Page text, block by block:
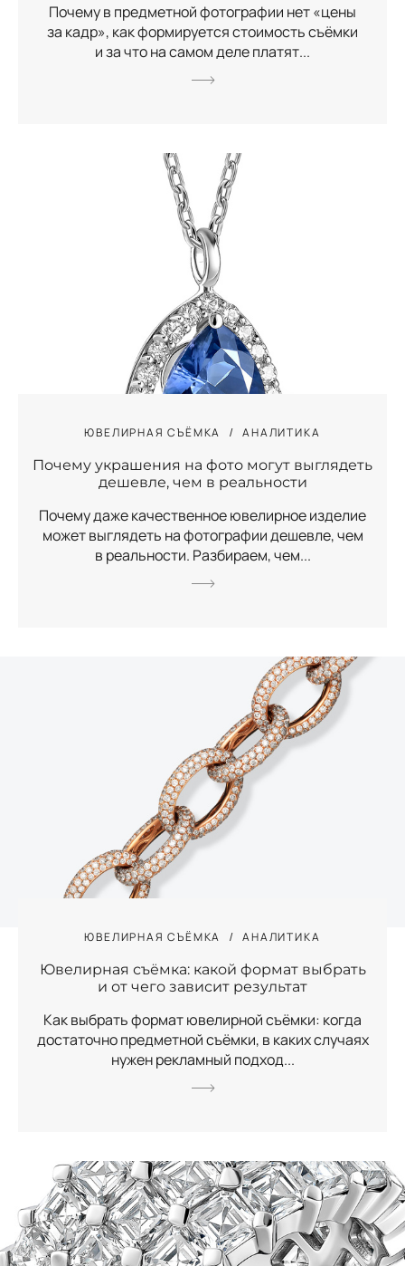
Почему в предметной фотографии нет «цены
за кадр», как формируется стоимость съёмки
и за что на самом деле платят...
ЮВЕЛИРНАЯ СЪЁМКА АНАЛИТИКА
Почему украшения на фото могут выглядеть
дешевле, чем в реальности
Почему даже качественное ювелирное изделие
может выглядеть на фотографии дешевле, чем
в реальности. Разбираем, чем...
ЮВЕЛИРНАЯ СЪЁМКА АНАЛИТИКА
Ювелирная съёмка: какой формат выбрать
и от чего зависит результат
Как выбрать формат ювелирной съёмки: когда
достаточно предметной съёмки, в каких случаях
нужен рекламный подход...